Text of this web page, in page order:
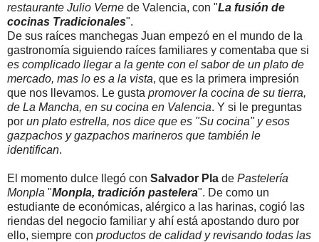
restaurante Julio Verne de Valencia, con "La fusión de
cocinas Tradicionales".
De sus raíces manchegas Juan empezó en el mundo de la
gastronomía siguiendo raíces familiares y comentaba que si
es complicado llegar a la gente con el sabor de un plato de
mercado, mas lo es a la vista, que es la primera impresión
que nos llevamos. Le gusta promover la cocina de su tierra,
de La Mancha, en su cocina en Valencia. Y si le preguntas
por un plato estrella, nos dice que es "Su cocina" y esos
gazpachos y gazpachos marineros que también le
identifican.
El momento dulce llegó con Salvador Pla de Pastelería
Monpla "Monpla, tradición pastelera". De como un
estudiante de económicas, alérgico a las harinas, cogió las
riendas del negocio familiar y ahí está apostando duro por
ello, siempre con productos de calidad y revisando todas las